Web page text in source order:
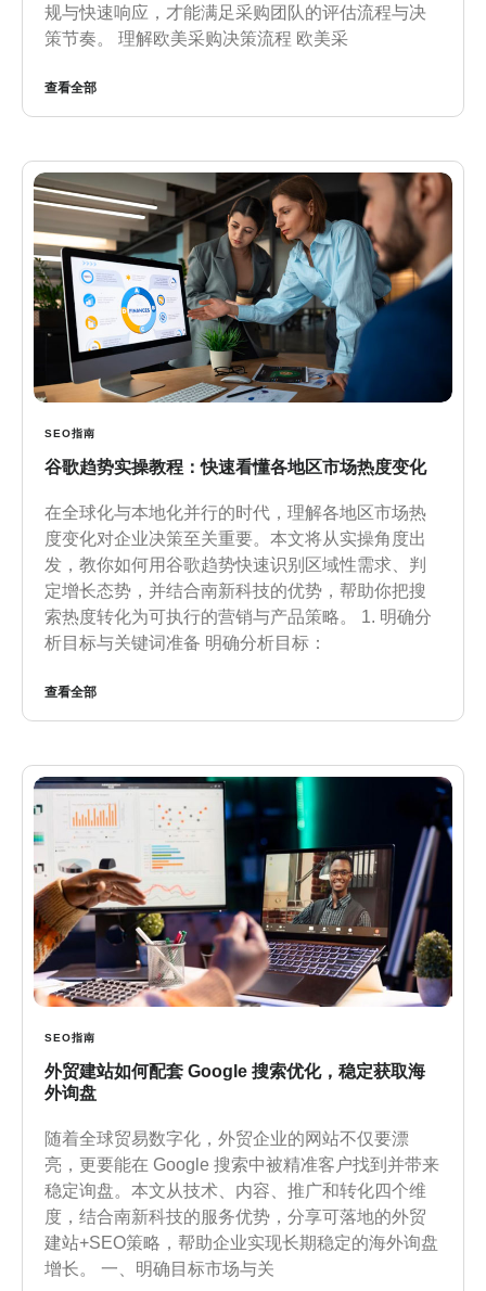
规与快速响应，才能满足采购团队的评估流程与决
策节奏。 理解欧美采购决策流程 欧美采
查看全部
SEO指南
谷歌趋势实操教程：快速看懂各地区市场热度变化
在全球化与本地化并行的时代，理解各地区市场热
度变化对企业决策至关重要。本文将从实操角度出
发，教你如何用谷歌趋势快速识别区域性需求、判
定增长态势，并结合南新科技的优势，帮助你把搜
索热度转化为可执行的营销与产品策略。 1. 明确分
析目标与关键词准备 明确分析目标：
查看全部
SEO指南
外贸建站如何配套 Google 搜索优化，稳定获取海
外询盘
随着全球贸易数字化，外贸企业的网站不仅要漂
亮，更要能在 Google 搜索中被精准客户找到并带来
稳定询盘。本文从技术、内容、推广和转化四个维
度，结合南新科技的服务优势，分享可落地的外贸
建站+SEO策略，帮助企业实现长期稳定的海外询盘
增长。 一、明确目标市场与关